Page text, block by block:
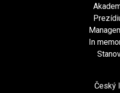
In
Český